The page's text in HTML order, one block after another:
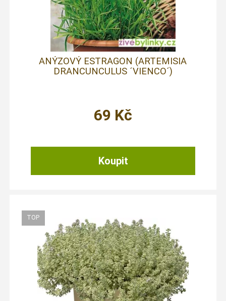
ANÝZOVÝ ESTRAGON (ARTEMISIA
DRANCUNCULUS ´VIENCO´)
69 Kč